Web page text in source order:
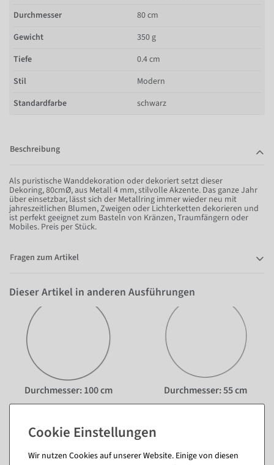
Durchmesser
80 cm
Gewicht
350 g
Tiefe
0.4 cm
Stil
Modern
Standardfarbe
schwarz
Beschreibung
Als puristische Wanddekoration oder dekoriert setzt dieser
Dekoring, 80cmØ, aus Metall 4 mm, stilvolle Akzente. Das ganze Jahr
über einsetzbar, lässt sich der Metallring immer wieder neu mit
jahreszeitlichen Blumen, Zweigen oder Lichterketten dekorieren und
ist perfekt geeignet zum Basteln von Kränzen, Traumfängern oder
Mobiles. Preis per Stück.
Fragen zum Artikel
Dieser Artikel in anderen Ausführungen
Durchmesser: 100 cm Durchmesser: 55 cm
Wir nutzen Cookies auf unserer Website. Einige von diesen